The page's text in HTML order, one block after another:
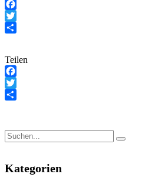
Facebook
Twitter
Teilen
Facebook
Twitter
Kategorien